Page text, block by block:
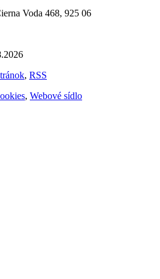
Voda 468, 925 06
, RSS
, Webové sídlo